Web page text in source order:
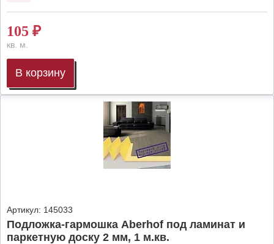
105 ₽
кв. м.
В корзину
Артикул: 145033
Подложка-гармошка Aberhof под ламинат и
паркетную доску 2 мм, 1 м.кв.